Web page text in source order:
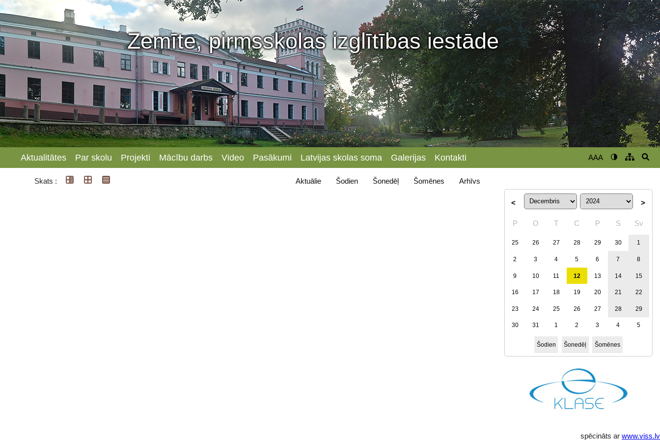
Zemīte, pirmsskolas izglītības iestāde
Aktualitātes Par skolu Projekti Mācību darbs Video Pasākumi Latvijas skolas soma Galerijas Kontakti AAA
Skats : Aktuālie Šodien Šonedēļ Šomēnes Arhīvs
< >
P O T C P S Sv
25 26 27 28 29 30 1
2 3 4 5 6 7 8
9 10 11 12 13 14 15
16 17 18 19 20 21 22
23 24 25 26 27 28 29
30 31 1 2 3 4 5
Šodien Šonedēļ Šomēnes
spēcināts ar www.viss.lv